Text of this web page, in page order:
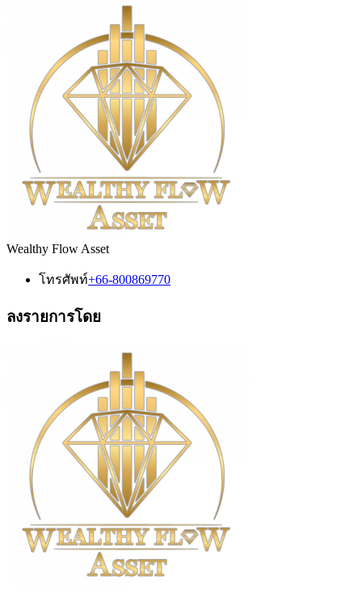
Wealthy Flow Asset
โทรศัพท์+66-800869770
ลงรายการโดย